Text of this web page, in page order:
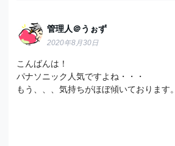
管理人＠うぉず
2020年8月30日
こんばんは！
パナソニック人気ですよね・・・
もう、、、気持ちがほぼ傾いております。